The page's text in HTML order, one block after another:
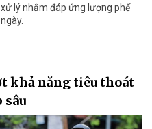
lý nhằm đáp ứng lượng phế
khả năng tiêu thoát